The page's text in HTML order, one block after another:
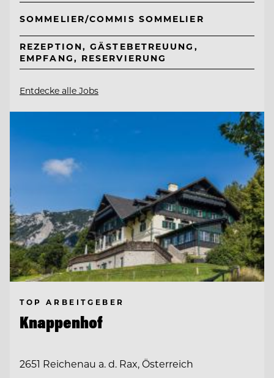
SOMMELIER/COMMIS SOMMELIER
REZEPTION, GÄSTEBETREUUNG,
EMPFANG, RESERVIERUNG
Entdecke alle Jobs
TOP ARBEITGEBER
Knappenhof
2651 Reichenau a. d. Rax, Österreich